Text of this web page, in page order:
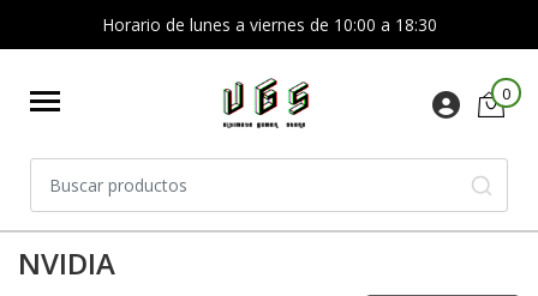
Horario de lunes a viernes de 10:00 a 18:30
0
NVIDIA